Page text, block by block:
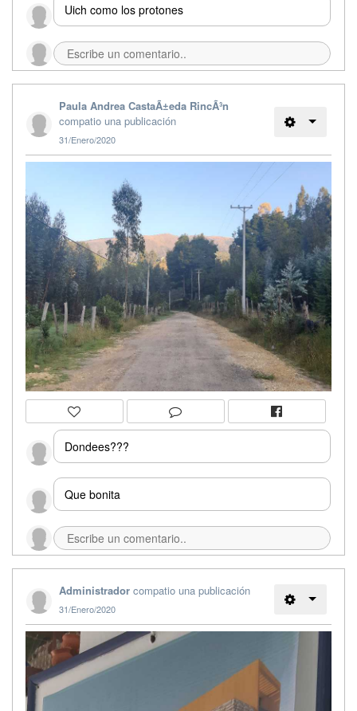
Uich como los protones
Paula Andrea CastaÃ±eda RincÃ³n
compatio una publicación
31/Enero/2020
Dondees???
Que bonita
Administrador compatio una publicación
31/Enero/2020